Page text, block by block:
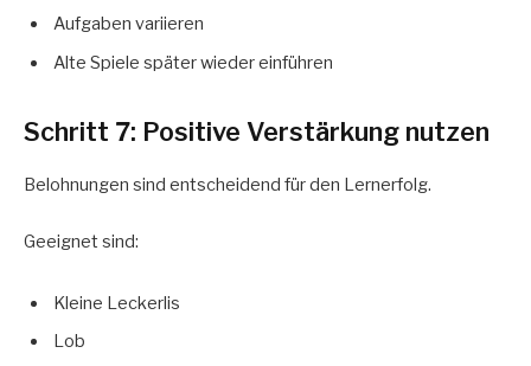
Aufgaben variieren
Alte Spiele später wieder einführen
Schritt 7: Positive Verstärkung nutzen
Belohnungen sind entscheidend für den Lernerfolg.
Geeignet sind:
Kleine Leckerlis
Lob